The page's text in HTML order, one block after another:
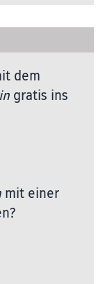
dem
gratis ins
mit einer